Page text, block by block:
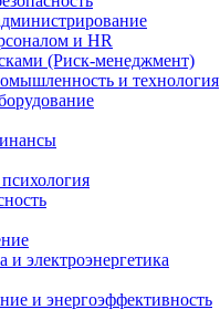
и HR
(Риск-менеджмент)
и технология
и электроэнергетика
и энергоэффективность